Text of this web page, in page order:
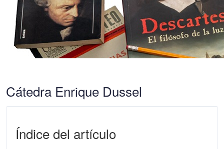
Cátedra Enrique Dussel
Índice del artículo